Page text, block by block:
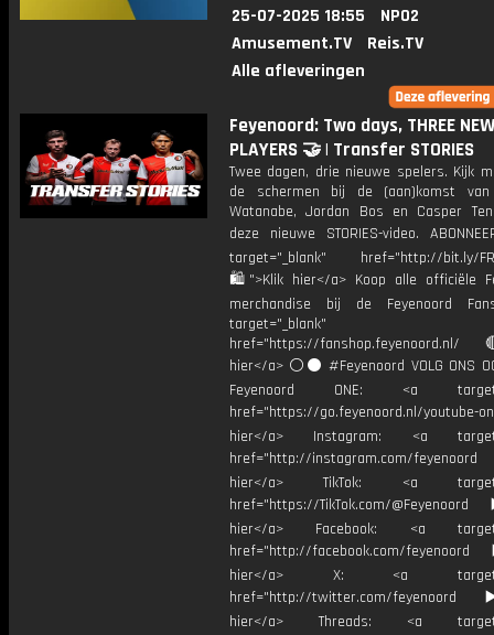
25-07-2025 18:55
NPO2
Amusement.TV
Reis.TV
Alle afleveringen
Feyenoord: Two days, THREE NEW
PLAYERS 🤝 | Transfer STORIES
Twee dagen, drie nieuwe spelers. Kijk
de schermen bij de (aan)komst van
Watanabe, Jordan Bos en Casper
deze nieuwe STORIES-video.
target="_blank" href="http://bit.ly/
🛍">Klik hier</a> Koop alle officiële
merchandise bij de Feyenoord
target="_blank"
href="https://
hier</a> ⚪️⚫ #Feyenoord VOLG ONS
Feyenoord ONE: <a
href="https://go.feyenoord.nl/youtube-
hier</a> Instagram: <a
href="http://instagram.com/
hier</a> TikTok: <a
href="https://TikTok.com/
hier</a> Facebook: <a
href="http://facebook.com/
hier</a> X: <a
href="http://twitter.com/
hier</a> Threads: <a